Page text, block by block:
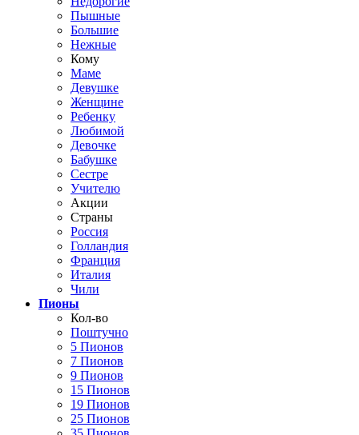
Пышные
Большие
Нежные
Кому
Маме
Девушке
Женщине
Ребенку
Любимой
Девочке
Бабушке
Сестре
Учителю
Акции
Страны
Россия
Голландия
Франция
Италия
Чили
Пионы
Кол-во
Поштучно
5 Пионов
7 Пионов
9 Пионов
15 Пионов
19 Пионов
25 Пионов